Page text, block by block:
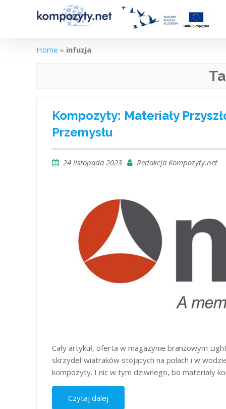
Home » infuzja
Kompozyty: Materiały
Przemysłu
24 listopada 2023 Redakcja Kompozyty.net
Cały artykuł, oferta w magazynie branżowym
skrzydeł wiatraków stojących na polach i w
kompozyty. I nic w tym dziwnego, bo materiały
Czytaj dalej